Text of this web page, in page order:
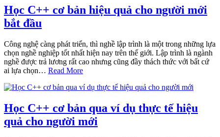
Học C++ cơ bản hiệu quả cho người mới
bắt đầu
Công nghệ càng phát triển, thì nghề lập trình là một trong những lựa
chọn nghề nghiệp tốt nhất hiện nay trên thế giới. Lập trình là ngành
nghề được trả lương rất cao nhưng cũng đầy thách thức với bất cứ
ai lựa chọn… Read More
Học C++ cơ bản qua ví dụ thực tế hiệu
quả cho người mới